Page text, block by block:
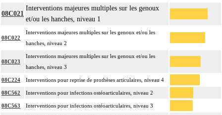
08C021
Interventions majeures multiples sur les genoux
et/ou les hanches, niveau 1
08C022
Interventions majeures multiples sur les genoux et/ou les
hanches, niveau 2
08C023
Interventions majeures multiples sur les genoux et/ou les
hanches, niveau 3
08C224 Interventions pour reprise de prothèses articulaires, niveau 4
08C562 Interventions pour infections ostéoarticulaires, niveau 2
08C563 Interventions pour infections ostéoarticulaires, niveau 3